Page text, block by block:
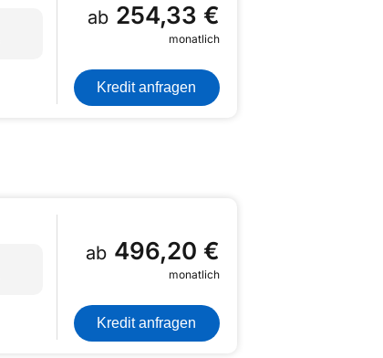
ab 254,33 €
monatlich
Kredit anfragen
ab 496,20 €
monatlich
Kredit anfragen